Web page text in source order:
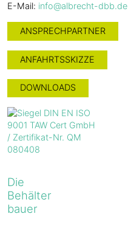
E-Mail: info@albrecht-dbb.de
ANSPRECHPARTNER
ANFAHRTSSKIZZE
DOWNLOADS
Die
Behälter
bauer